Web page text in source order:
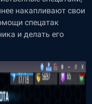
накапливают свои
спецатак
и делать его